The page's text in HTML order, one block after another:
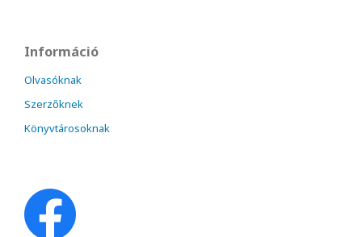
Információ
Olvasóknak
Szerzőknek
Könyvtárosoknak